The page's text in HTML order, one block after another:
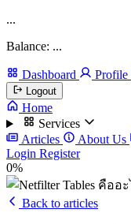
...
Balance: ...
Dashboard Profile
Logout
Home
Services
Articles
About Us
Login Register
0%
Back to articles